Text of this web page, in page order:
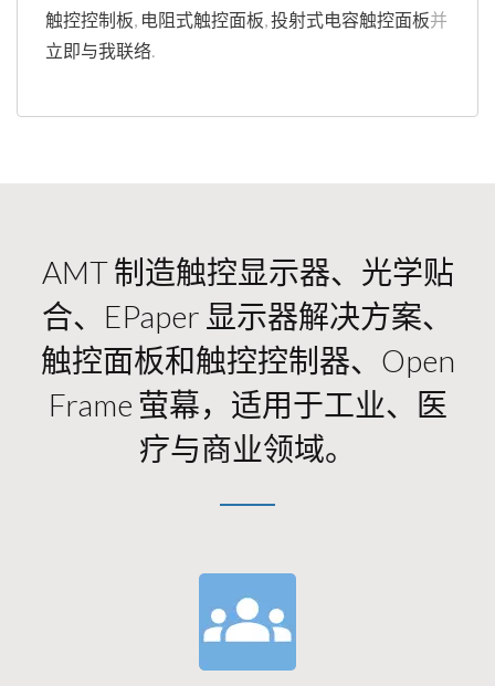
触控控制板, 电阻式触控面板,投射式电容触控面板并
立即与我联络.
AMT 制造触控显示器、光学贴
合、ePaper 显示器解决方案、
触控面板和触控控制器、Open
Frame 萤幕，适用于工业、医
疗与商业领域。